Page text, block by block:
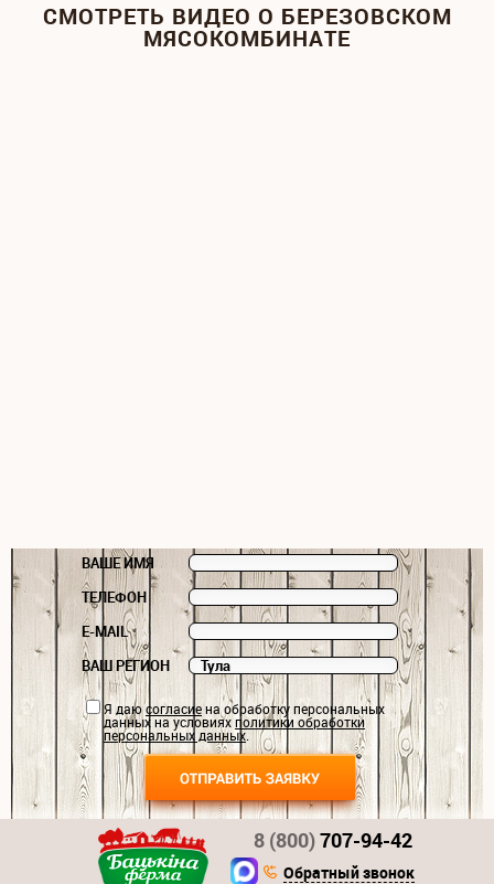
СМОТРЕТЬ ВИДЕО О БЕРЕЗОВСКОМ
МЯСОКОМБИНАТЕ
ВАШЕ ИМЯ
ТЕЛЕФОН
E-MAIL
ВАШ РЕГИОН
Я даюсогласиена обработку персональных
данных на условияхполитики обработки
персональных данных.
8 (800)707-94-42
Обратный звонок